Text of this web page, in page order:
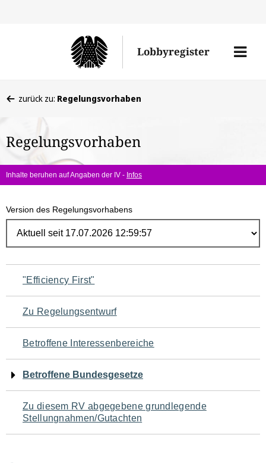
Lobbyregister
Menü
befinden
hier:
zurück zu: Regelungsvorhaben
Regelungsvorhaben
Inhalte beruhen auf Angaben der IV - Infos
Version des Regelungsvorhabens
Navigation
für
den
Seiteninhalt
"Efficiency First"
Zu Regelungsentwurf
Betroffene Interessenbereiche
Betroffene Bundesgesetze
Zu diesem RV abgegebene grundlegende
Stellungnahmen/Gutachten